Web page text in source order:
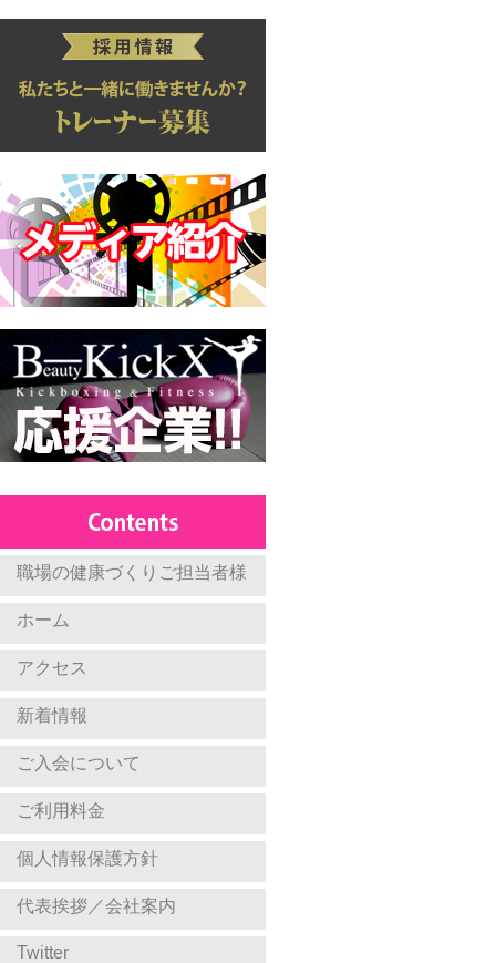
職場の健康づくりご担当者様
ホーム
アクセス
新着情報
ご入会について
ご利用料金
個人情報保護方針
代表挨拶／会社案内
Twitter